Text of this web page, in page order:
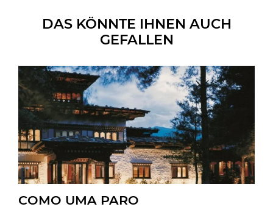
DAS KÖNNTE IHNEN AUCH
GEFALLEN
COMO UMA PARO